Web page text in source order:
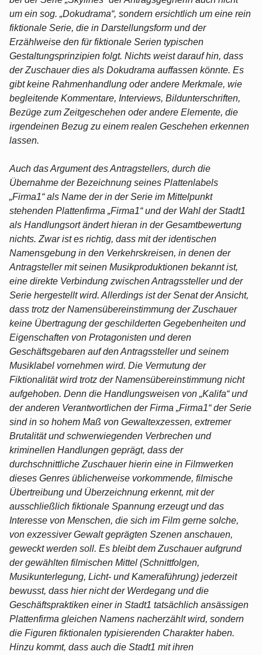
um ein sog. „Dokudrama“, sondern ersichtlich um eine rein
fiktionale Serie, die in Darstellungsform und der
Erzählweise den für fiktionale Serien typischen
Gestaltungsprinzipien folgt. Nichts weist darauf hin, dass
der Zuschauer dies als Dokudrama auffassen könnte. Es
gibt keine Rahmenhandlung oder andere Merkmale, wie
begleitende Kommentare, Interviews, Bildunterschriften,
Bezüge zum Zeitgeschehen oder andere Elemente, die
irgendeinen Bezug zu einem realen Geschehen erkennen
lassen.
Auch das Argument des Antragstellers, durch die
Übernahme der Bezeichnung seines Plattenlabels
„Firma1“ als Name der in der Serie im Mittelpunkt
stehenden Plattenfirma „Firma1“ und der Wahl der Stadt1
als Handlungsort ändert hieran in der Gesamtbewertung
nichts. Zwar ist es richtig, dass mit der identischen
Namensgebung in den Verkehrskreisen, in denen der
Antragsteller mit seinen Musikproduktionen bekannt ist,
eine direkte Verbindung zwischen Antragssteller und der
Serie hergestellt wird. Allerdings ist der Senat der Ansicht,
dass trotz der Namensübereinstimmung der Zuschauer
keine Übertragung der geschilderten Gegebenheiten und
Eigenschaften von Protagonisten und deren
Geschäftsgebaren auf den Antragssteller und seinem
Musiklabel vornehmen wird. Die Vermutung der
Fiktionalität wird trotz der Namensübereinstimmung nicht
aufgehoben. Denn die Handlungsweisen von „Kalifa“ und
der anderen Verantwortlichen der Firma „Firma1“ der Serie
sind in so hohem Maß von Gewaltexzessen, extremer
Brutalität und schwerwiegenden Verbrechen und
kriminellen Handlungen geprägt, dass der
durchschnittliche Zuschauer hierin eine in Filmwerken
dieses Genres üblicherweise vorkommende, filmische
Übertreibung und Überzeichnung erkennt, mit der
ausschließlich fiktionale Spannung erzeugt und das
Interesse von Menschen, die sich im Film gerne solche,
von exzessiver Gewalt geprägten Szenen anschauen,
geweckt werden soll. Es bleibt dem Zuschauer aufgrund
der gewählten filmischen Mittel (Schnittfolgen,
Musikunterlegung, Licht- und Kameraführung) jederzeit
bewusst, dass hier nicht der Werdegang und die
Geschäftspraktiken einer in Stadt1 tatsächlich ansässigen
Plattenfirma gleichen Namens nacherzählt wird, sondern
die Figuren fiktionalen typisierenden Charakter haben.
Hinzu kommt, dass auch die Stadt1 mit ihren